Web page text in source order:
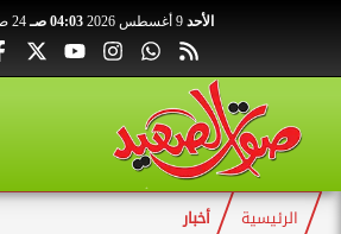
الأحد 04:03 صـ 24 صفر 1448
الرئيسية أخبار